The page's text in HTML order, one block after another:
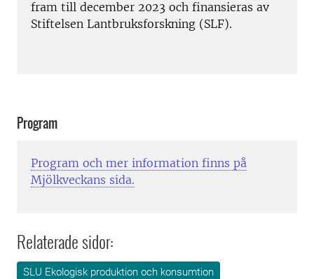
fram till december 2023 och finansieras av
Stiftelsen Lantbruksforskning (SLF).
Program
Program och mer information finns på
Mjölkveckans sida.
Relaterade sidor:
SLU Ekologisk produktion och konsumtion